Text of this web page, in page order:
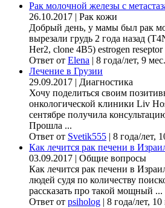
Рак молочной железы с
26.10.2017 | Рак кожи
Добрый день, у мамы был рак
вырезали грудь 2 года назад
Her2, clone 4B5) estrogen reseptor
Ответ от Elena | 8 года/лет, 9
Лечение в Грузии
29.09.2017 | Диагностика
Хочу поделиться своим
онкологической клиники Liv
сентябре получила
Прошла ...
Ответ от Svetik555 | 8 года/лет,
Как лечится рак печени в
03.09.2017 | Общие вопросы
Как лечится рак печени в
людей судя по количеству
рассказать про такой мощный ...
Ответ от psiholog | 8 года/лет, 10